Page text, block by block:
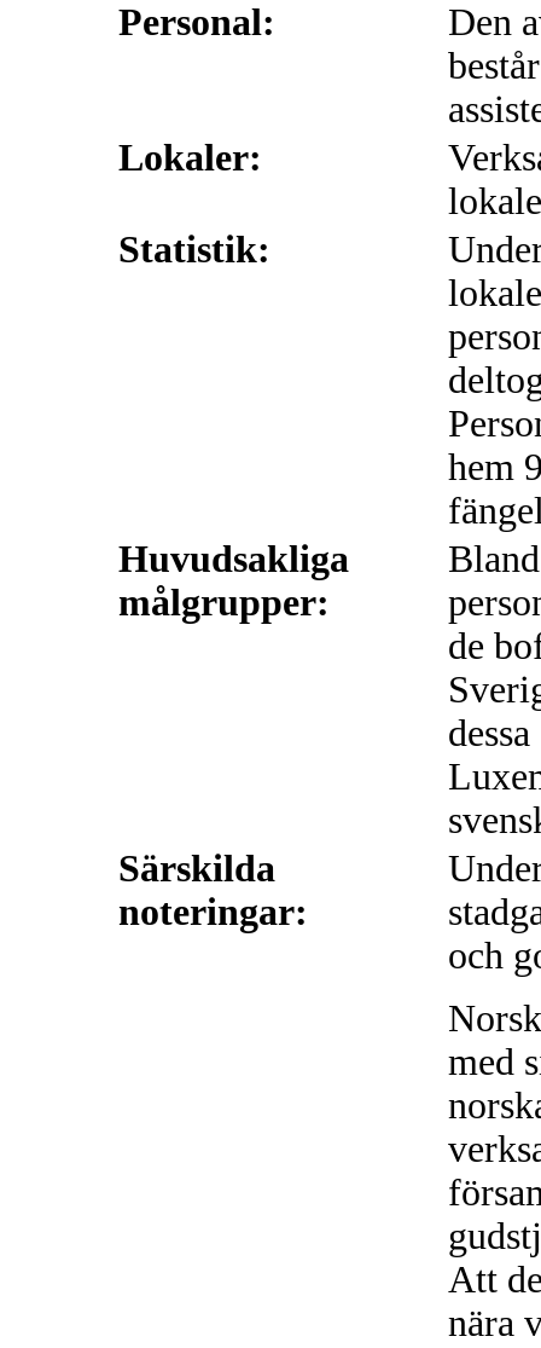
Personal:
Den
Lokaler:
Statistik:
hem
Huvudsakliga
målgrupper:
de
Särskilda
noteringar:
och
med
Att
nära